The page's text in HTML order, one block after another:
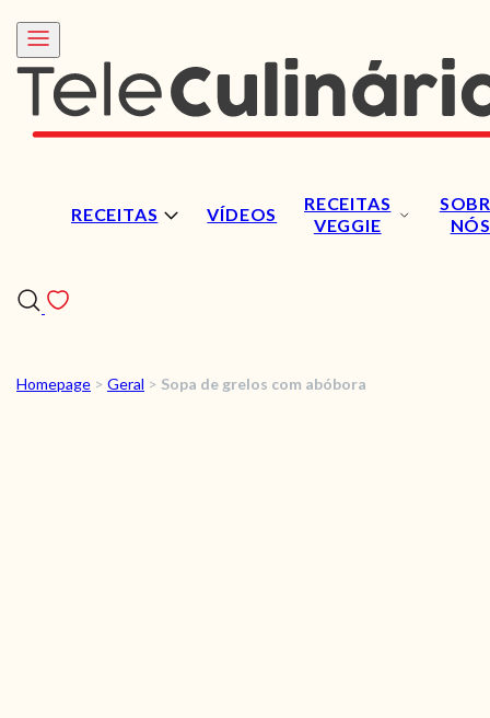
RECEITAS VÍDEOS
RECEITAS
VEGGIE
NÓS
RECEITAS
Homepage > Geral > Sopa de grelos com abóbora